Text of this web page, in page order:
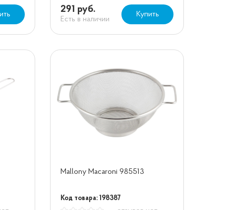
291 руб.
Есть в наличии
Купить
Mallony Macaroni 985513
Код товара: 198387